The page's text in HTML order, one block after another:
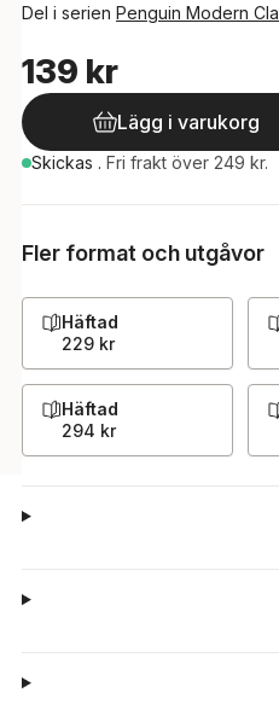
Del i serien Penguin Modern
139 kr
Lägg i varukorg
Skickas . Fri frakt över 249 kr.
Fler format och utgåvor
Häftad
229 kr
Häftad
294 kr